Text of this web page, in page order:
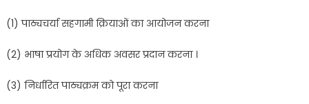
(1)पाठ्यचर्यासहगामीक्रियाओंका आयोजनकरना
(2) भाषाप्रयोगके अधिक अवसरप्रदानकरना ।
(3) निर्धारितपाठ्यक्रमकोपूराकरना